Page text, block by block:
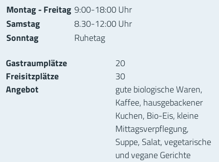
Montag - Freitag 9:00-18:00 Uhr
Samstag
8.30-12:00 Uhr
Sonntag
Ruhetag
Gastraumplätze
20
Freisitzplätze
30
Angebot
gute biologische Waren,
Kaffee, hausgebackener
Kuchen, Bio-Eis, kleine
Mittagsverpflegung,
Suppe, Salat, vegetarische
und vegane Gerichte